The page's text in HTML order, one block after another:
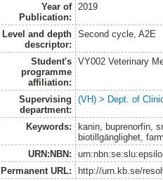
Year of
Publication:
2019
Level and depth
descriptor:
Second cycle, A2E
Student's
programme
affiliation:
VY002 Veterinary
Supervising
department:
(VH) > Dept. of
Keywords:
kanin, buprenorfin,
biotillgänglighet,
URN:NBN:
Permanent URL:
http://urn.kb.se/